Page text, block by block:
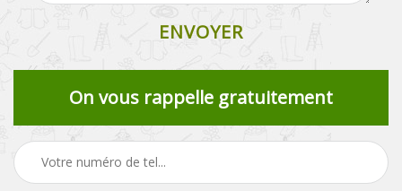
On vous rappelle gratuitement